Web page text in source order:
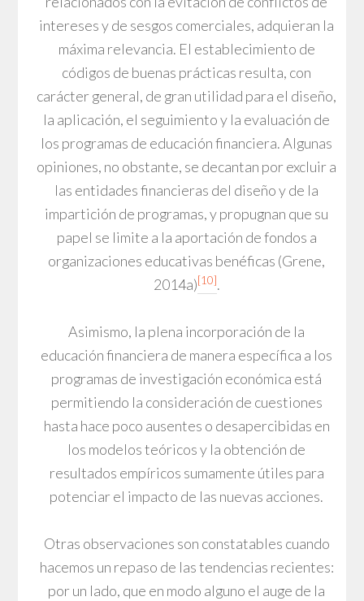
intereses y de sesgos comerciales, adquieran la
máxima relevancia. El establecimiento de
códigos de buenas prácticas resulta, con
carácter general, de gran utilidad para el diseño,
la aplicación, el seguimiento y la evaluación de
los programas de educación financiera. Algunas
opiniones, no obstante, se decantan por excluir a
las entidades financieras del diseño y de la
impartición de programas, y propugnan que su
papel se limite a la aportación de fondos a
organizaciones educativas benéficas (Grene,
2014a)[10].
Asimismo, la plena incorporación de la
educación financiera de manera específica a los
programas de investigación económica está
permitiendo la consideración de cuestiones
hasta hace poco ausentes o desapercibidas en
los modelos teóricos y la obtención de
resultados empíricos sumamente útiles para
potenciar el impacto de las nuevas acciones.
Otras observaciones son constatables cuando
hacemos un repaso de las tendencias recientes:
por un lado, que en modo alguno el auge de la